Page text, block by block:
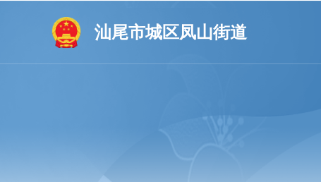
汕尾市城区凤山街道